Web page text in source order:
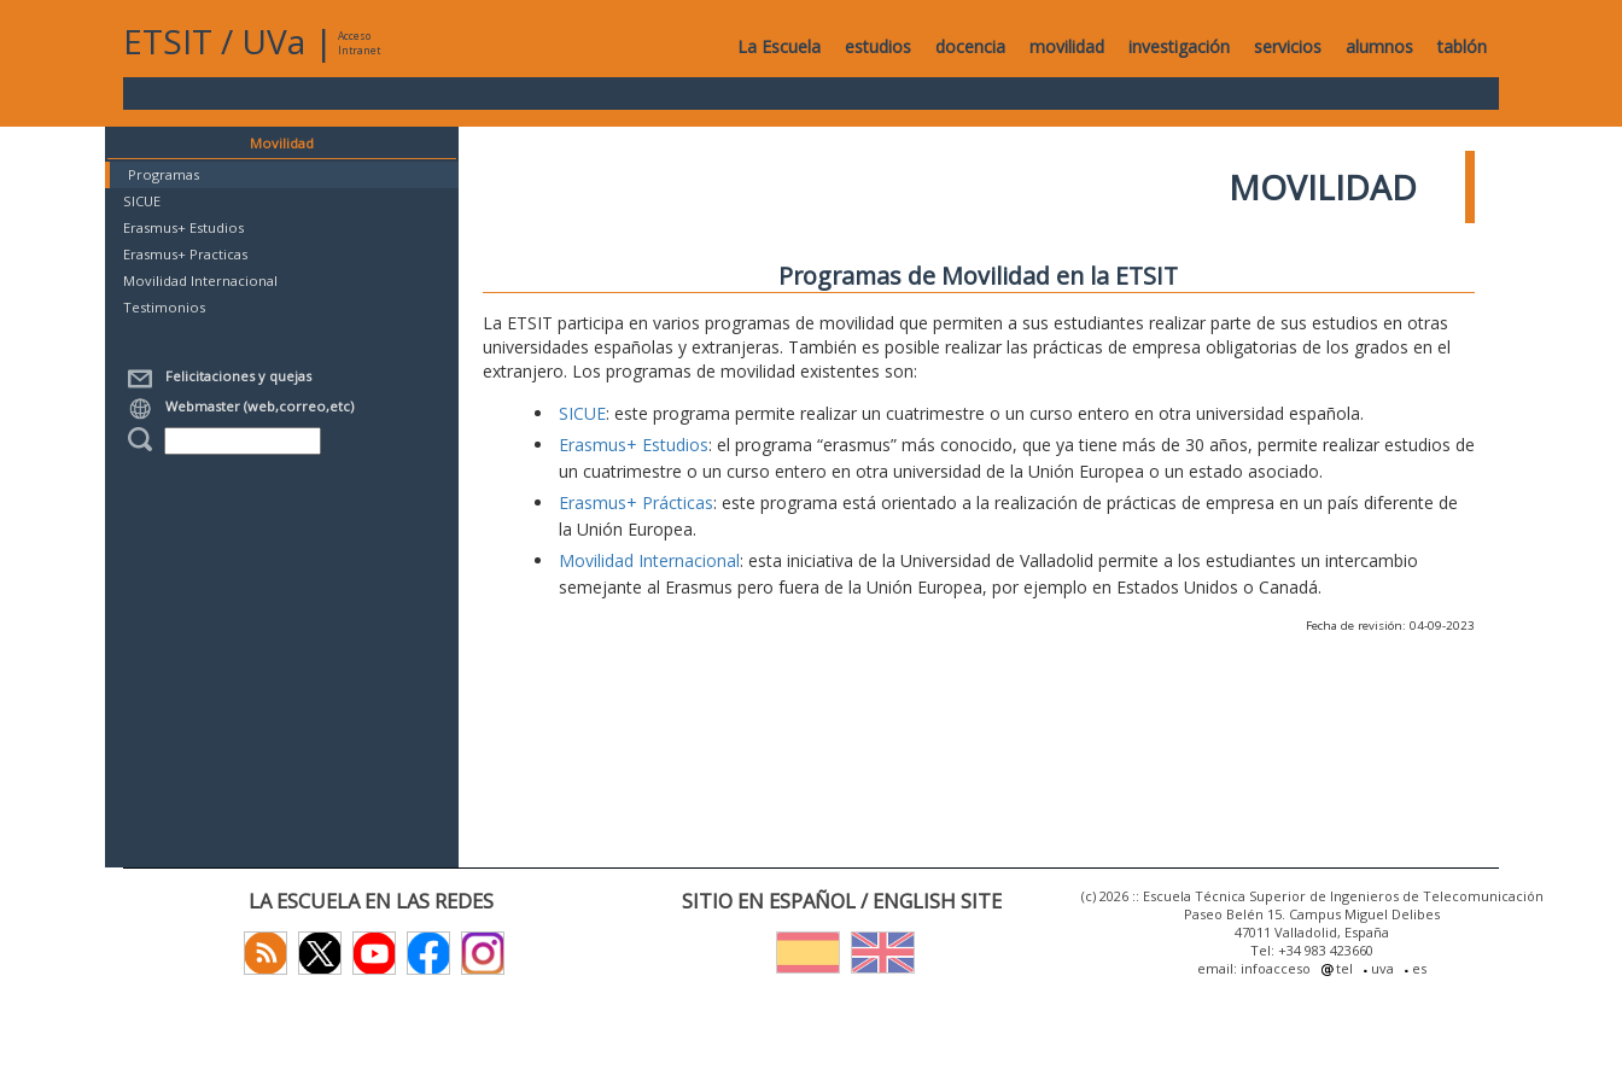
ETSIT / UVa |
Acceso
Intranet
La Escuela estudios docencia movilidad investigación servicios alumnos tablón
Movilidad
Programas
SICUE
Erasmus+ Estudios
Erasmus+ Practicas
Movilidad Internacional
Testimonios
Felicitaciones y quejas
Webmaster (web,correo,etc)
MOVILIDAD
Programas de Movilidad en la ETSIT
La ETSIT participa en varios programas de movilidad que permiten a sus estudiantes realizar parte de sus estudios en otras
universidades españolas y extranjeras. También es posible realizar las prácticas de empresa obligatorias de los grados en el
extranjero. Los programas de movilidad existentes son:
SICUE: este programa permite realizar un cuatrimestre o un curso entero en otra universidad española.
Erasmus+ Estudios: el programa “erasmus” más conocido, que ya tiene más de 30 años, permite realizar estudios de
un cuatrimestre o un curso entero en otra universidad de la Unión Europea o un estado asociado.
Erasmus+ Prácticas: este programa está orientado a la realización de prácticas de empresa en un país diferente de
la Unión Europea.
Movilidad Internacional: esta iniciativa de la Universidad de Valladolid permite a los estudiantes un intercambio
semejante al Erasmus pero fuera de la Unión Europea, por ejemplo en Estados Unidos o Canadá.
Fecha de revisión: 04-09-2023
LA ESCUELA EN LAS REDES SITIO EN ESPAÑOL / ENGLISH SITE
(c) 2026 :: Escuela Técnica Superior de Ingenieros de Telecomunicación
Paseo Belén 15. Campus Miguel Delibes
47011 Valladolid, España
Tel: +34 983 423660
email: infoacceso
tel uva es